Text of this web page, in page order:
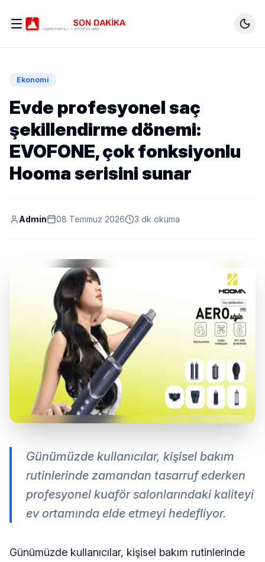
Ekonomi
Evde profesyonel saç
şekillendirme dönemi:
EVOFONE, çok fonksiyonlu
Hooma serisini sunar
Admin 08 Temmuz 2026 3 dk okuma
Günümüzde kullanıcılar, kişisel bakım
rutinlerinde zamandan tasarruf ederken
profesyonel kuaför salonlarındaki kaliteyi
ev ortamında elde etmeyi hedefliyor.
Günümüzde kullanıcılar, kişisel bakım rutinlerinde